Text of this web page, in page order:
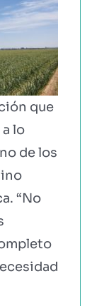
que
lo
de los
“No